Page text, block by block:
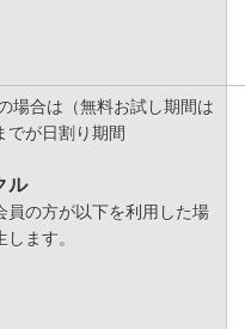
場合は（無料お試し期間は
でが日割り期間
ル
員の方が以下を利用した場
ます。